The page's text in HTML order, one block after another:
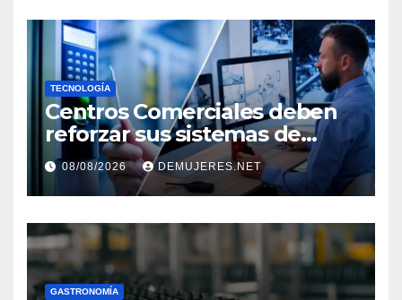
TECNOLOGÍA
Centros Comerciales deben
reforzar sus sistemas de
seguridad ante el
incremento de visitantes por
el Décimo Tercer Mes
08/08/2026 DEMUJERES.NET
GASTRONOMÍA